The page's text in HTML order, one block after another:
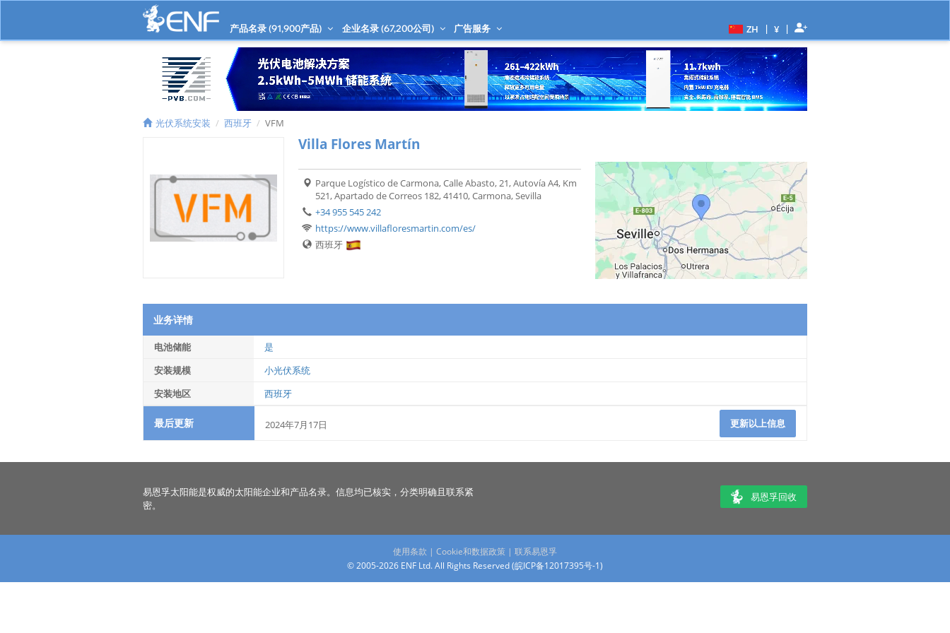
产品名录 (91,900产品) 企业名录 (67,200公司) 广告服务 ZH | ¥ |
光伏系统安装 西班牙 VFM
Villa Flores Martín
Parque Logístico de Carmona, Calle Abasto, 21, Autovía A4, Km
521, Apartado de Correos 182, 41410, Carmona, Sevilla
+34 955 545 242
https://www.villafloresmartin.com/es/
西班牙
业务详情
电池储能
是
安装规模
小光伏系统
安装地区
西班牙
最后更新 2024年7月17日 更新以上信息
易恩孚太阳能是权威的太阳能企业和产品名录。信息均已核实，分类明确且联系紧
密。
易恩孚回收
使用条款 | Cookie和数据政策 | 联系易恩孚
© 2005-2026 ENF Ltd. All Rights Reserved (皖ICP备12017395号-1)